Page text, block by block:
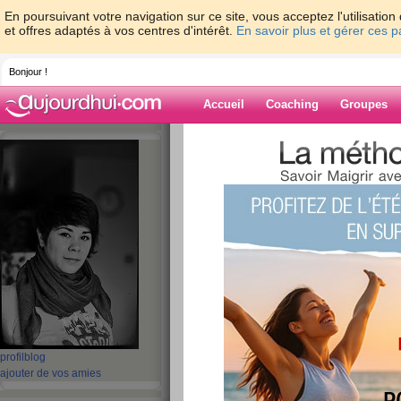
En poursuivant votre navigation sur ce site, vous acceptez
et offres adaptés à vos centres d'intérêt. En savoir plus et gérer ces
Bonjour !
Accueil Coaching Groupes
profil blog
ajouter de vos amies
> Dame-Polgara
> La
dans les nuages ce matin, et moi aussi!
Blog de Dame-
La grande Dame
tête dans les
moi aussi!
publié le 18/02/2010 à 14:43